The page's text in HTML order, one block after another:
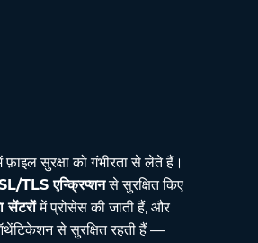
सुरक्षा को गंभीरता से लेते हैं।
TLS एन्क्रिप्शनसे सुरक्षित किए
सेंटरोंमें प्रोसेस की जाती हैं, और
से सुरक्षित रहती हैं —